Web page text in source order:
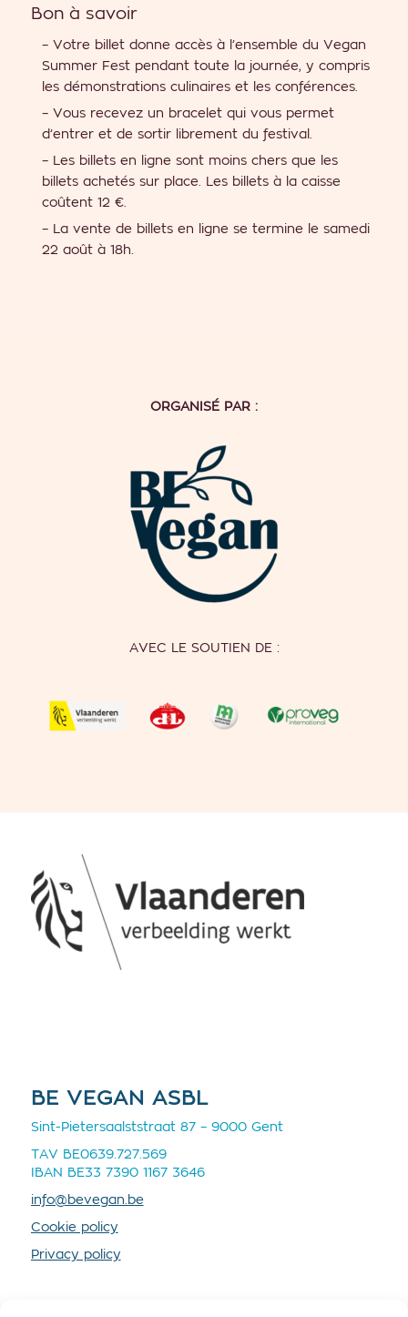
Bon à savoir
– Votre billet donne accès à l’ensemble du Vegan
Summer Fest pendant toute la journée, y compris
les démonstrations culinaires et les conférences.
– Vous recevez un bracelet qui vous permet
d’entrer et de sortir librement du festival.
– Les billets en ligne sont moins chers que les
billets achetés sur place. Les billets à la caisse
coûtent 12 €.
– La vente de billets en ligne se termine le samedi
22 août à 18h.
ORGANISÉ PAR :
AVEC LE SOUTIEN DE :
BE VEGAN ASBL
Sint-Pietersaalststraat 87 – 9000 Gent
TAV BE0639.727.569
IBAN BE33 7390 1167 3646
info@bevegan.be
Cookie policy
Privacy policy